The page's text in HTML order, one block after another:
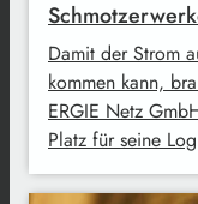
Damit der Strom
kommen kann,
ERGIE Netz
Platz für seine